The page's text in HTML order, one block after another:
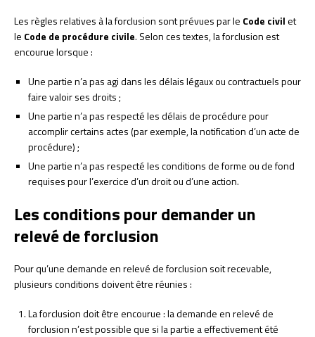
Les règles relatives à la forclusion sont prévues par le Code civilet
le Code de procédure civile. Selon ces textes, la forclusion est
encourue lorsque :
Une partie n’a pas agi dans les délais légaux ou contractuels pour
faire valoir ses droits ;
Une partie n’a pas respecté les délais de procédure pour
accomplir certains actes (par exemple, la notification d’un acte de
procédure) ;
Une partie n’a pas respecté les conditions de forme ou de fond
requises pour l’exercice d’un droit ou d’une action.
Les conditions pour demander un
relevé de forclusion
Pour qu’une demande en relevé de forclusion soit recevable,
plusieurs conditions doivent être réunies :
La forclusion doit être encourue : la demande en relevé de
forclusion n’est possible que si la partie a effectivement été